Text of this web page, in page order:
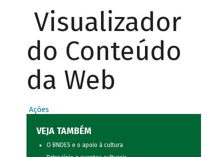
Visualizador
do Conteúdo
da Web
Ações
VEJA TAMBÉM
O BNDES e o apoio à cultura